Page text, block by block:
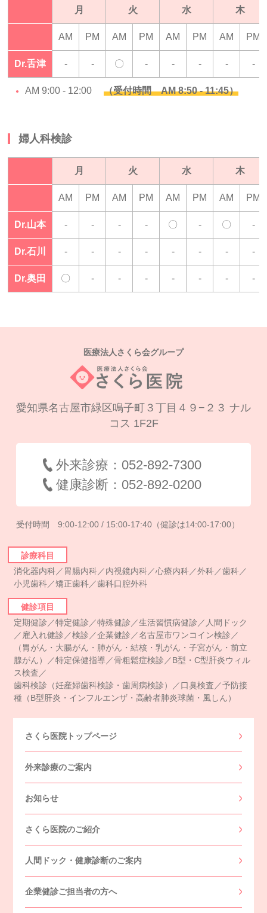
月 火 水 木
AM PM AM PM AM PM AM PM
Dr.舌津 - - 〇 - - - - -
AM 9:00 - 12:00 （受付時間 AM 8:50 - 11:45）
婦人科検診
月 火 水 木
AM PM AM PM AM PM AM PM
Dr.山本 - - - - 〇 - 〇 -
Dr.石川 - - - - - - - -
Dr.奥田 〇 - - - - - - -
医療法人さくら会グループ
愛知県名古屋市緑区鳴子町３丁目４９−２３ ナル
コス 1F2F
外来診療：052-892-7300
健康診断：052-892-0200
受付時間 9:00-12:00 / 15:00-17:40（健診は14:00-17:00）
診療科目
消化器内科／胃腸内科／内視鏡内科／心療内科／外科／歯科／
小児歯科／矯正歯科／歯科口腔外科
健診項目
定期健診／特定健診／特殊健診／生活習慣病健診／人間ドック
／雇入れ健診／検診／企業健診／名古屋市ワンコイン検診／
（胃がん・大腸がん・肺がん・結核・乳がん・子宮がん・前立
腺がん）／特定保健指導／骨粗鬆症検診／B型・C型肝炎ウィル
ス検査／
歯科検診（妊産婦歯科検診・歯周病検診）／口臭検査／予防接
種（B型肝炎・インフルエンザ・高齢者肺炎球菌・風しん）
さくら医院トップページ
外来診療のご案内
お知らせ
さくら医院のご紹介
人間ドック・健康診断のご案内
企業健診ご担当者の方へ